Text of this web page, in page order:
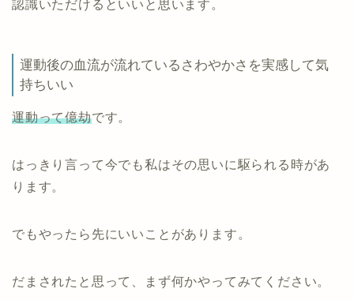
認識いただけるといいと思います。
運動後の血流が流れているさわやかさを実感して気
持ちいい
運動って億劫です。
はっきり言って今でも私はその思いに駆られる時があ
ります。
でもやったら先にいいことがあります。
だまされたと思って、まず何かやってみてください。